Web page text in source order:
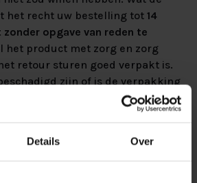
Details Over
het recht uw bestelling tot 14
opgave van reden te
het product met zorg en zorg
retour sturen goed verpakt is.
zijn of is de verpakking
nodig, dan kunnen we deze
van het product aan u